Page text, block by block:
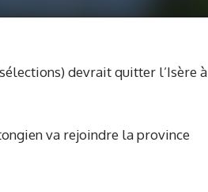
sélections) devrait quitter l’Isère à
va rejoindre la province